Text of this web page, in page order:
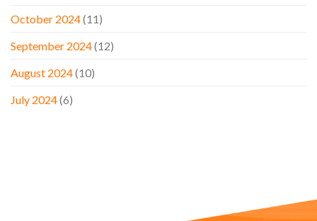
October 2024(11)
September 2024(12)
August 2024(10)
July 2024(6)